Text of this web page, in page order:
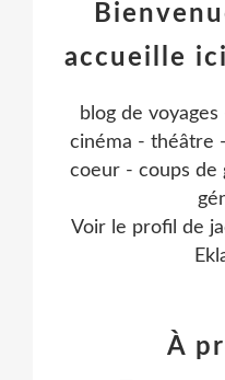
accueille
blog de
cinéma - théâtre
coeur - coups de
Voir le profil de
À